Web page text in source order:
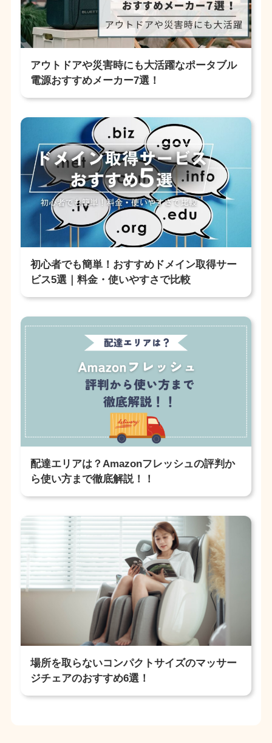
アウトドアや災害時にも大活躍なポータブル
電源おすすめメーカー7選！
初心者でも簡単！おすすめドメイン取得サー
ビス5選｜料金・使いやすさで比較
配達エリアは？Amazonフレッシュの評判か
ら使い方まで徹底解説！！
場所を取らないコンパクトサイズのマッサー
ジチェアのおすすめ6選！